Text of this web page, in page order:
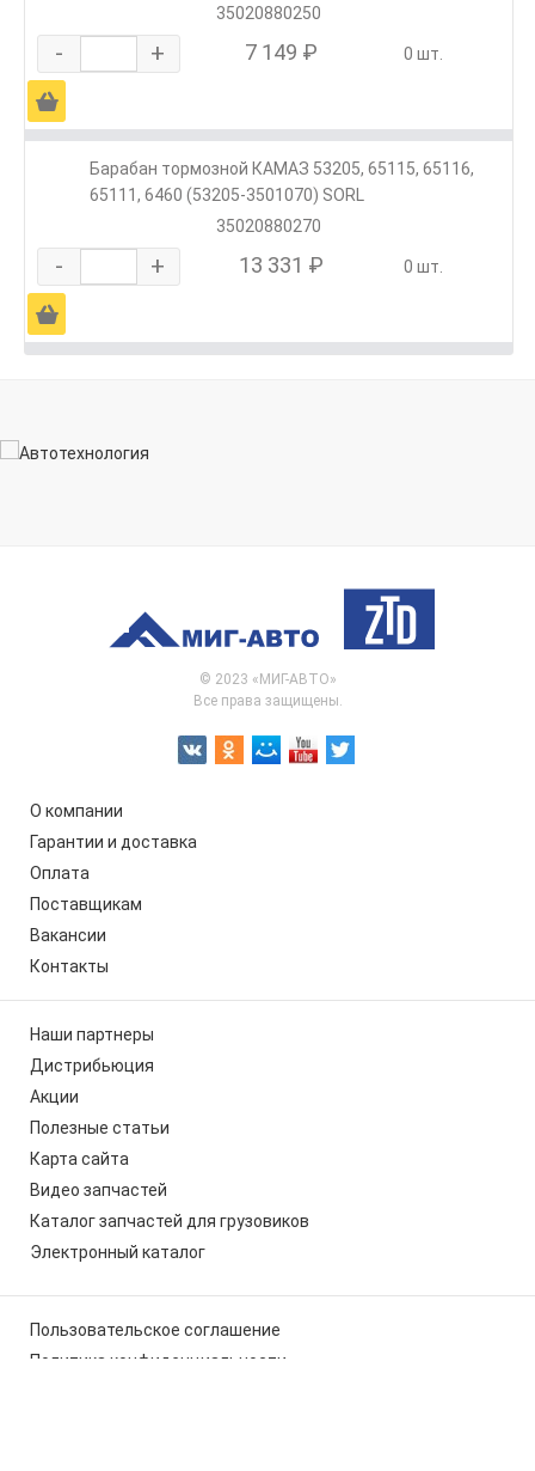
35020880250
- + 7 149 ₽ 0 шт.
Ä
Барабан тормозной КАМАЗ 53205, 65115, 65116,
65111, 6460 (53205-3501070) SORL
35020880270
- + 13 331 ₽ 0 шт.
Ä
© 2023 «МИГ-АВТО»
Все права защищены.
О компании
Гарантии и доставка
Оплата
Поставщикам
Вакансии
Контакты
Наши партнеры
Дистрибьюция
Акции
Полезные статьи
Карта сайта
Видео запчастей
Каталог запчастей для грузовиков
Электронный каталог
Пользовательское соглашение
Политика конфиденциальности